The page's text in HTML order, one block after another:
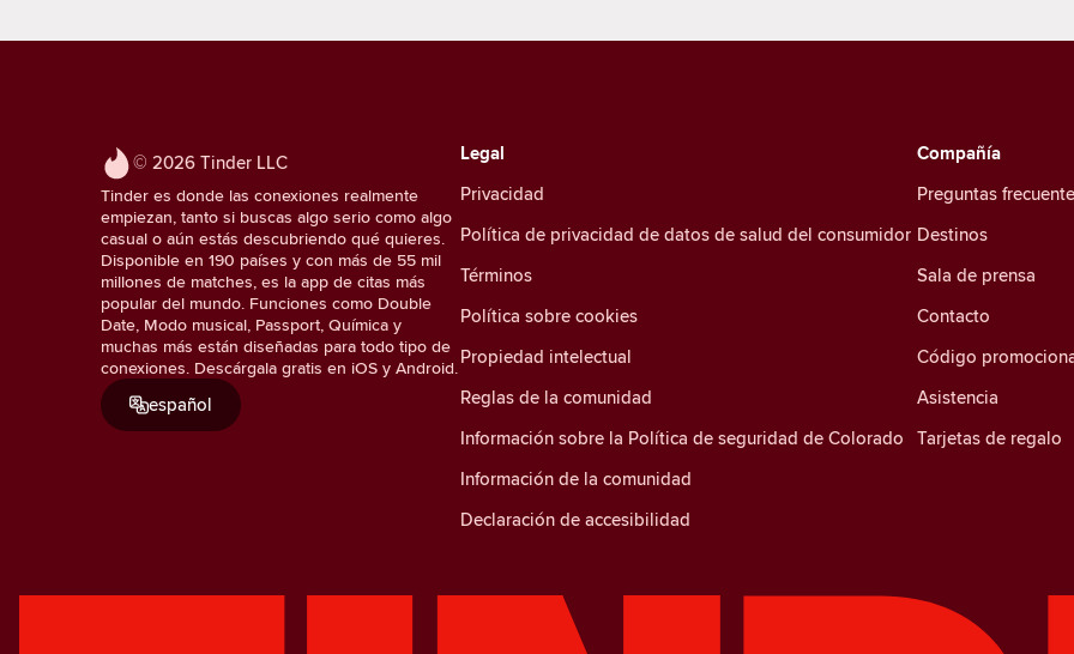
© 2026 Tinder LLC
Tinder es donde las conexiones realmente
empiezan, tanto si buscas algo serio como algo
casual o aún estás descubriendo qué quieres.
Disponible en 190 países y con más de 55 mil
millones de matches, es la app de citas más
popular del mundo. Funciones como Double
Date, Modo musical, Passport, Química y
muchas más están diseñadas para todo tipo de
conexiones. Descárgala gratis en iOS y Android.
español
Legal
Privacidad
Política de privacidad de datos de salud del consumidor
Términos
Política sobre cookies
Propiedad intelectual
Reglas de la comunidad
Información sobre la Política de seguridad de Colorado
Información de la comunidad
Declaración de accesibilidad
Compañía
Preguntas
Destinos
Sala de prensa
Contacto
Código
Asistencia
Tarjetas de regalo